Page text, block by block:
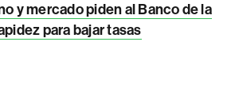
y mercado piden al Banco de la
para bajar tasas